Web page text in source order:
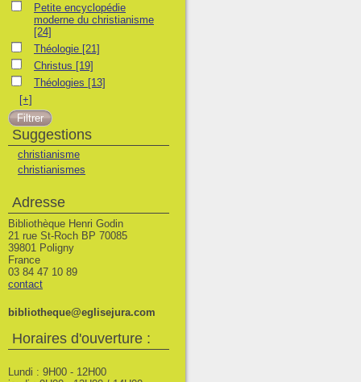
Petite encyclopédie moderne du christianisme
Petite encyclopédie
moderne du christianisme
[24]
ThéologieThéologie [21]
ChristusChristus [19]
Théologies
Théologies [13]
[+]
Suggestions
christianisme
christianismes
Adresse
Bibliothèque Henri Godin
21 rue St-Roch BP 70085
39801 Poligny
France
03 84 47 10 89
contact
bibliotheque@eglisejura.com
Horaires d'ouverture :
Lundi : 9H00 - 12H00